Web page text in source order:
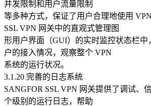
并发限制和用户流量限制
等多种方式，保证了用户合理地使用
SSL VPN 网关中的直观式管理图
形用户界面（GUI）的实时监控状态栏中
户的接入情况，观察整个 VPN
系统的运行状况。
3.1.20 完善的日志系统
SANGFOR SSL VPN 网关提供了调试、
个级别的运行日志，帮助